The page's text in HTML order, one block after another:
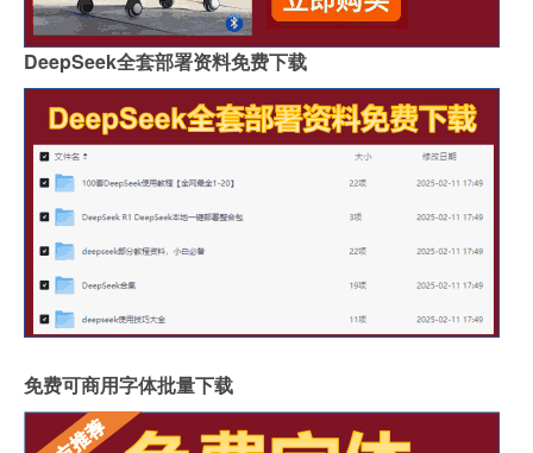
DeepSeek全套部署资料免费下载
免费可商用字体批量下载